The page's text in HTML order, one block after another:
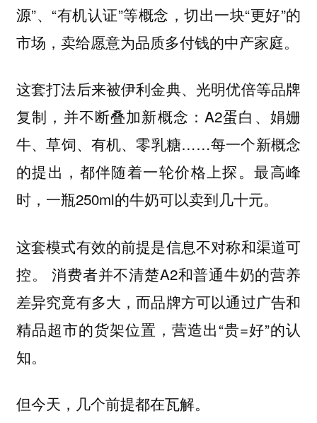
源”、“有机认证”等概念，切出一块“更好”的
市场，卖给愿意为品质多付钱的中产家庭。
这套打法后来被伊利金典、光明优倍等品牌
复制，并不断叠加新概念：A2蛋白、娟姗
牛、草饲、有机、零乳糖……每一个新概念
的提出，都伴随着一轮价格上探。最高峰
时，一瓶250ml的牛奶可以卖到几十元。
这套模式有效的前提是信息不对称和渠道可
控。 消费者并不清楚A2和普通牛奶的营养
差异究竟有多大，而品牌方可以通过广告和
精品超市的货架位置，营造出“贵=好”的认
知。
但今天，几个前提都在瓦解。